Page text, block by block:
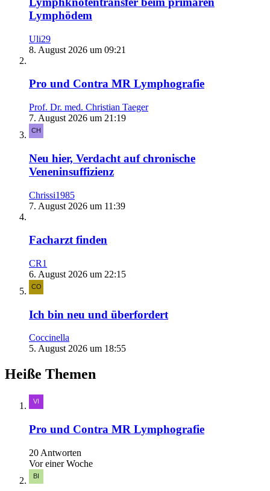
Lymphödem
Uli29
8. August 2026 um 09:21
Pro und Contra MR Lymphografie
Prof. Dr. med. Christian Taeger
7. August 2026 um 21:19
Neu hier, Verdacht auf chronische
Veneninsuffizienz
Chrissi1985
7. August 2026 um 11:39
Facharzt finden
CR1
6. August 2026 um 22:15
Ich bin neu und überfordert
Coccinella
5. August 2026 um 18:55
Heiße Themen
Pro und Contra MR Lymphografie
20 Antworten
Vor einer Woche